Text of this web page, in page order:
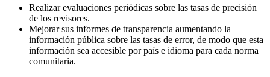
Realizar evaluaciones periódicas sobre las tasas de precisión
de los revisores.
Mejorar sus informes de transparencia aumentando la
información pública sobre las tasas de error, de modo que esta
información sea accesible por país e idioma para cada norma
comunitaria.